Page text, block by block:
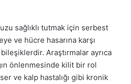
sağlıklı tutmak için serbest
ve hücre hasarına karşı
Araştırmalar ayrıca
önlenmesinde kilit bir rol
ve kalp hastalığı gibi kronik